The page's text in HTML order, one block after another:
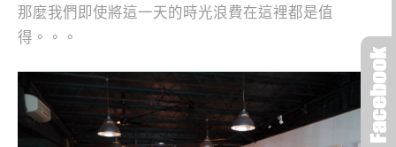
那麼我們即使將這一天的時光浪費在這裡都是值
得。。。